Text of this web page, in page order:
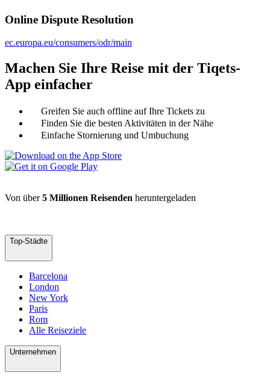
Online Dispute Resolution
ec.europa.eu/consumers/odr/main
Machen Sie Ihre Reise mit der Tiqets-
App einfacher
Greifen Sie auch offline auf Ihre Tickets zu
Finden Sie die besten Aktivitäten in der Nähe
Einfache Stornierung und Umbuchung
Von über5 Millionen Reisenden heruntergeladen
Top-Städte
Barcelona
London
New York
Paris
Rom
Alle Reiseziele
Unternehmen